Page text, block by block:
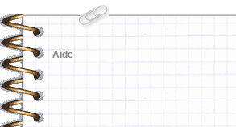
Aide